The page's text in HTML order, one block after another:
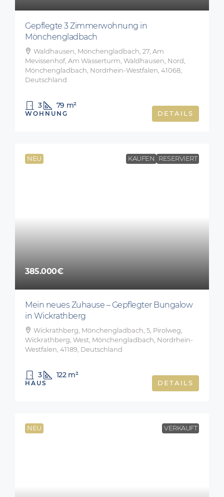
Gepflegte 3 Zimmerwohnung in
Mönchengladbach
Waldhausen, Mönchengladbach, 27, Am
Mevissenhof, Am Wasserturm, Waldhausen, Nord,
Mönchengladbach, Nordrhein-Westfalen, 41068,
Deutschland
3 79 m²
WOHNUNG DETAILS
NEU KAUFEN RESERVIERT
385.000€
Mein neues Zuhause – Gepflegter Bungalow
in Wickrathberg
Wickrathberg, Mönchengladbach, 5, Pirolweg,
Wickrathberg, West, Mönchengladbach, Nordrhein-
Westfalen, 41189, Deutschland
3 122 m²
HAUS DETAILS
NEU VERKAUFT